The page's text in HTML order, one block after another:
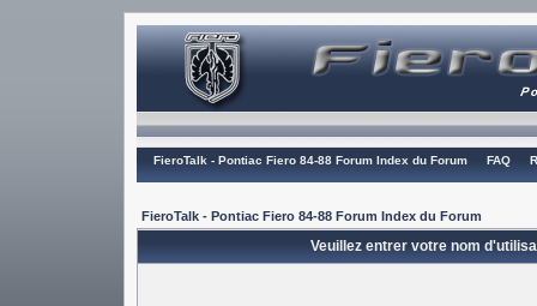
FieroTalk - Pontiac Fiero 84-88 Forum Index du Forum FAQ
FieroTalk - Pontiac Fiero 84-88 Forum Index du Forum
Veuillez entrer votre nom